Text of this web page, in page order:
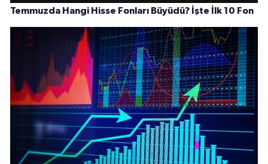
Temmuzda Hangi Hisse Fonları Büyüdü? İşte İlk 10 Fon